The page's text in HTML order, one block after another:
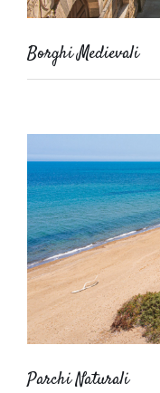
Borghi Medievali
Parchi Naturali